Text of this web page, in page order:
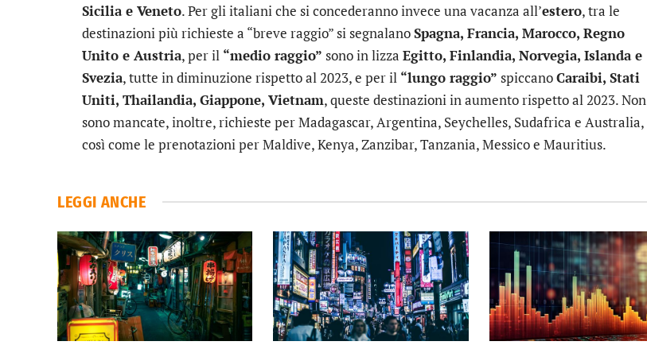
Sicilia e Veneto. Per gli italiani che si concederanno invece una vacanza all’estero, tra le
destinazioni più richieste a “breve raggio” si segnalanoSpagna, Francia, Marocco, Regno
Unito e Austria, per il “medio raggio” sono in lizza Egitto, Finlandia, Norvegia, Islanda e
Svezia, tutte in diminuzione rispetto al 2023, e per il “lungo raggio” spiccanoCaraibi, Stati
Uniti, Thailandia, Giappone, Vietnam, queste destinazioni in aumento rispetto al 2023. Non
sono mancate, inoltre, richieste per Madagascar, Argentina, Seychelles, Sudafrica e Australia,
così come le prenotazioni per Maldive, Kenya, Zanzibar, Tanzania, Messico e Mauritius.
LEGGI ANCHE